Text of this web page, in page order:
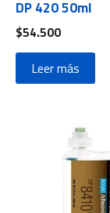
DP 420 50ml
$54.500
Leer más